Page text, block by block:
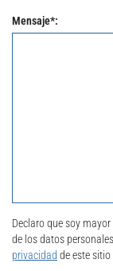
Mensaje*:
Declaro que soy
de los datos
privacidad de este sitio